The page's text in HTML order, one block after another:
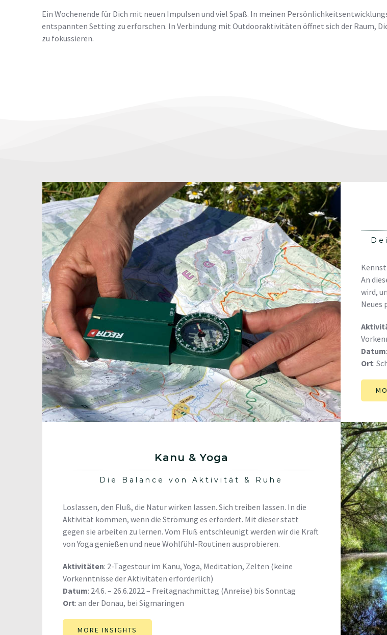
Ein Wochenende für Dich mit neuen Impulsen und viel Spaß. In meinen
entspannten Setting zu erforschen. In Verbindung mit Outdooraktivitäten öffnet sich der Raum,
zu fokussieren.
An
wird,
Neues
Datum
Ort:
Kanu & Yoga
Die Balance von Aktivität & Ruhe
Loslassen, den Fluß, die Natur wirken lassen. Sich treiben lassen. In die
Aktivität kommen, wenn die Strömung es erfordert. Mit dieser statt
gegen sie arbeiten zu lernen. Vom Fluß entschleunigt werden wir die Kraft
von Yoga genießen und neue Wohlfühl-Routinen ausprobieren.
Aktivitäten: 2-Tagestour im Kanu, Yoga, Meditation, Zelten (keine
Vorkenntnisse der Aktivitäten erforderlich)
Datum: 24.6. – 26.6.2022 – Freitagnachmittag (Anreise) bis Sonntag
Ort: an der Donau, bei Sigmaringen
MORE INSIGHTS